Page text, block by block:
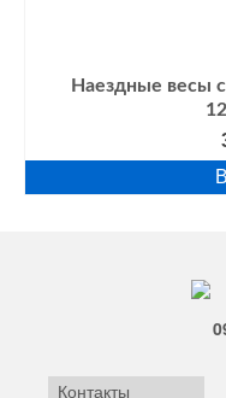
Наездные весы
Контакты